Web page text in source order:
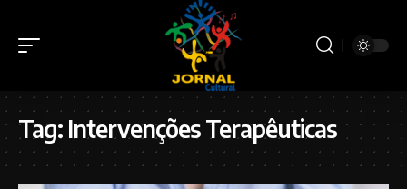
Tag: Intervenções Terapêuticas